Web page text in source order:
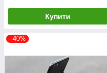
Купити
–40%